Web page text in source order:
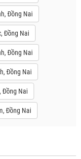
Đồng Nai
Đồng Nai
Đồng Nai
Đồng Nai
Đồng Nai
Đồng Nai